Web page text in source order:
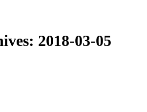
2018-03-05